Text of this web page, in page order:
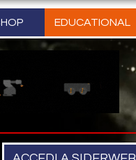
EDUCATIONAL